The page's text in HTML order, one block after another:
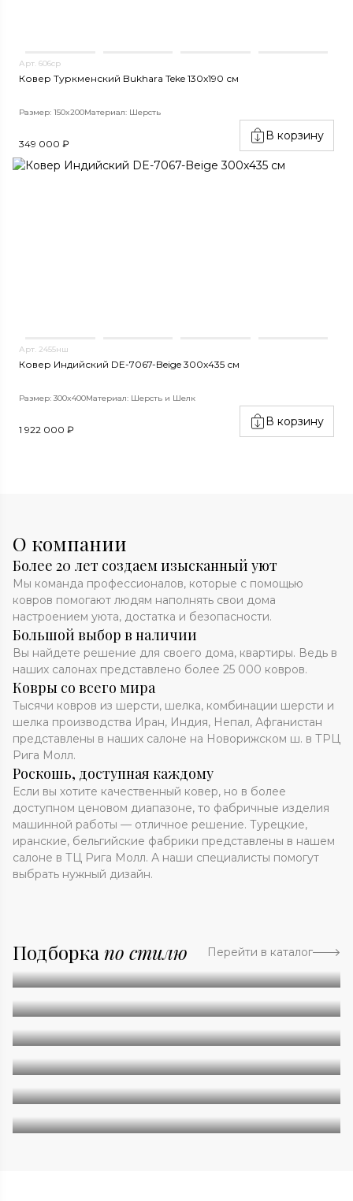
Арт. 606ср
Ковер Туркменский Bukhara Teke 130x190 см
Размер: 150x200Материал: Шерсть
349 000 ₽
В корзину
Арт. 2455нш
Ковер Индийский DE-7067-Beige 300x435 см
Размер: 300x400Материал: Шерсть и Шелк
1 922 000 ₽
В корзину
О компании
Более 20 лет создаем изысканный уют
Мы команда профессионалов, которые с помощью
ковров помогают людям наполнять свои дома
настроением уюта, достатка и безопасности.
Большой выбор в наличии
Вы найдете решение для своего дома, квартиры. Ведь в
наших салонах представлено более 25 000 ковров.
Ковры со всего мира
Тысячи ковров из шерсти, шелка, комбинации шерсти и
шелка производства Иран, Индия, Непал, Афганистан
представлены в наших салоне на Новорижском ш. в ТРЦ
Рига Молл.
Роскошь, доступная каждому
Если вы хотите качественный ковер, но в более
доступном ценовом диапазоне, то фабричные изделия
машинной работы — отличное решение. Турецкие,
иранские, бельгийские фабрики представлены в нашем
салоне в ТЦ Рига Молл. А наши специалисты помогут
выбрать нужный дизайн.
Подборка по стилю Перейти в каталог
Абстракция
Однотонные
Геометрия
Классические
Современные
Дизайнерские